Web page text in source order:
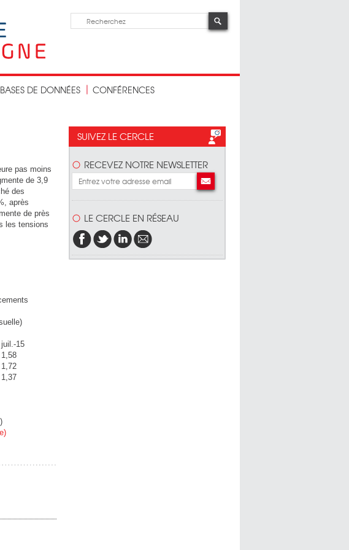
BASES DE DONNÉES
CONFÉRENCES
pas moins
de 3,9
des
après
de près
les tensions
juil.-15
1,58
1,72
1,37
SUIVEZ LE CERCLE
RECEVEZ NOTRE NEWSLETTER
LE CERCLE EN RÉSEAU